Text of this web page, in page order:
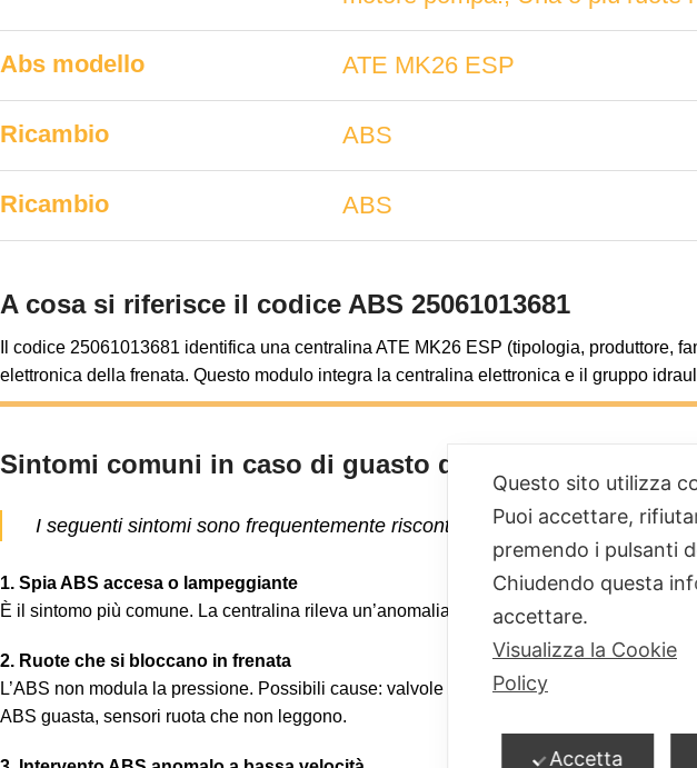
Abs modello ATE MK26 ESP
Ricambio ABS
Ricambio ABS
A cosa si riferisce il codice ABS 25061013681
Il codice 25061013681 identifica una centralina ATE MK26 ESP (tipologia,
elettronica della frenata. Questo modulo integra la centralina elettronica e il gruppo
Sintomi comuni in caso di guasto della centralina ABS
I seguenti sintomi sono frequentemente riscontrati sui moduli ATE MK26
1. Spia ABS accesa o lampeggiante
È il sintomo più comune. La centralina rileva un’anomalia e disattiva il sistema.
2. Ruote che si bloccano in frenata
L’ABS non modula la pressione. Possibili cause: valvole interne bloccate, pompa
ABS guasta, sensori ruota che non leggono.
Questo sito utilizza
Puoi accettare,
premendo i pulsanti
Chiudendo questa
accettare.
Visualizza la Cookie
Policy
Accetta